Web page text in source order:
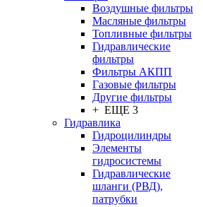
Воздушные фильтры
Масляные фильтры
Топливные фильтры
Гидравлические
фильтры
Фильтры АКПП
Газовые фильтры
Другие фильтры
+ ЕЩЕ 3
Гидравлика
Гидроцилиндры
Элементы
гидросистемы
Гидравлические
шланги (РВД),
патрубки